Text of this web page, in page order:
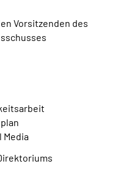
Vorsitzenden des